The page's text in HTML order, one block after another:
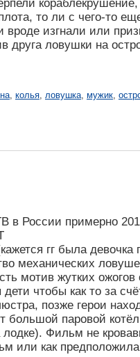
то ли с чего-то
изгнали или
друга ловушки на
колья ловушка мужик
России примерно
гг была
механических
мотив жутких
чтобы как то за
позже герои
большой паровой
Фильм не
как предположила